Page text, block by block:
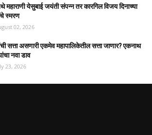
महाराणी येसुबाई जयंती संपन्न तर कारगिल विजय दिनाच्या
स्मरण
02, 2026
सत्ता असणारी एकमेव महापालिकेतील सत्ता जाणार? एकनाथ
नवा डाव
23, 2026